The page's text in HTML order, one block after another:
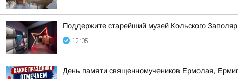
Поддержите старейший музей Кольского
12:05
День памяти священномучеников Ермолая,